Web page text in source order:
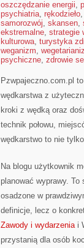
oszczędzanie energii,
psychiatria, rękodzieło,
samorozwój, skansen,
ekstremalne, strategie
kulturowa, turystyka
weganizm,
psychiczne, zdrowie
Pzwpajeczno.com.pl
wędkarstwa z
kroki z wędką oraz
technik połowu,
wędkarstwo to nie
Na blogu użytkownik
planować wyprawy.
osadzone w
definicje, lecz o
Zawody i wydarzeniai
przystanią dla osób